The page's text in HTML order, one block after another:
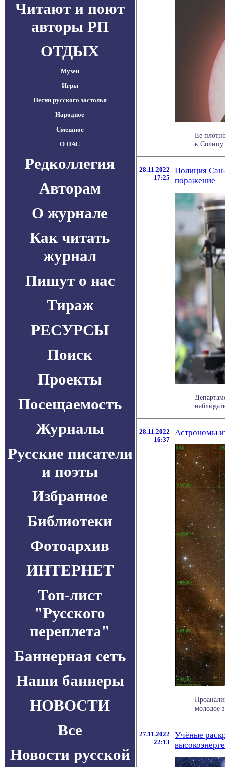
Читают и поют
авторы РП
ОТДЫХ
Музеи
Игры
Песни русского застолья
Народное
Смешное
О НАС
Редколлегия
Авторам
О журнале
Как читать
журнал
Пишут о нас
Тираж
РЕСУРСЫ
Поиск
Проекты
Посещаемость
Журналы
Русские писатели
и поэты
Избранное
Библиотеки
Фотоархив
ИНТЕРНЕТ
Топ-лист
"Русского
переплета"
Баннерная сеть
Наши баннеры
НОВОСТИ
Все
Новости русской
Ее
к Солнцу
28.11.2022
17:25
Полиция
поражение
28.11.2022
16:37
Астрономы
молодое
27.11.2022
22:13
Учёные